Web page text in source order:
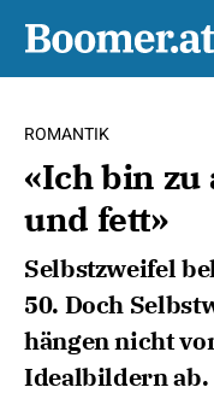
ROMANTIK
«Ich bin zu
und fett»
Selbstzweifel
50. Doch
hängen nicht
Idealbildern ab.